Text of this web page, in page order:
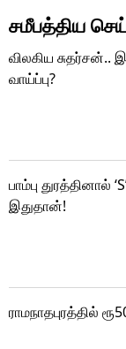
சமீபத்திய
விலகிய சுதர்சன்..
வாய்ப்பு?
பாம்பு துரத்தினால்
இதுதான்!
ராமநாதபுரத்தில்